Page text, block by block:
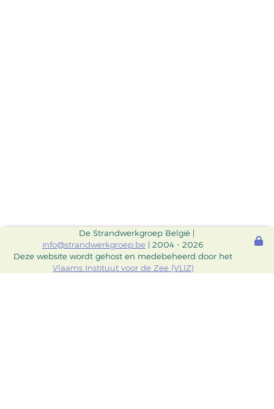
De Strandwerkgroep België |
info@strandwerkgroep.be | 2004 - 2026
Deze website wordt gehost en medebeheerd door het
Vlaams Instituut voor de Zee (VLIZ)